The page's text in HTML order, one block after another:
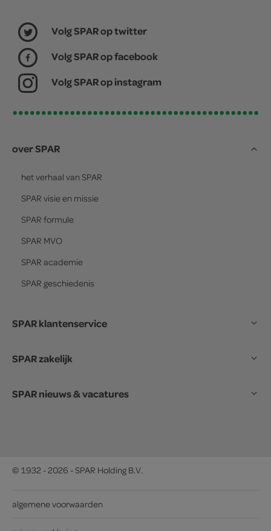
Volg SPAR op twitter
Volg SPAR op facebook
Volg SPAR op instagram
over SPAR
het verhaal van SPAR
SPAR visie en missie
SPAR formule
SPAR MVO
SPAR academie
SPAR geschiedenis
SPAR klantenservice
SPAR zakelijk
SPAR nieuws & vacatures
© 1932 - 2026 - SPAR Holding B.V.
algemene voorwaarden